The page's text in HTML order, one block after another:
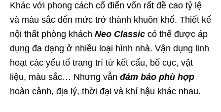
Khác với phong cách cổ điển vốn rất đề cao tỷ lệ
và màu sắc đến mức trở thành khuôn khổ. Thiết kế
nội thất phòng khách Neo Classic có thể được áp
dụng đa dạng ở nhiều loại hình nhà. Vận dụng linh
hoạt các yếu tố trang trí từ kết cấu, bố cục, vật
liệu, màu sắc… Nhưng vẫn đảm bảo phù hợp
hoàn cảnh, địa lý, thời đại và khí hậu khác nhau.